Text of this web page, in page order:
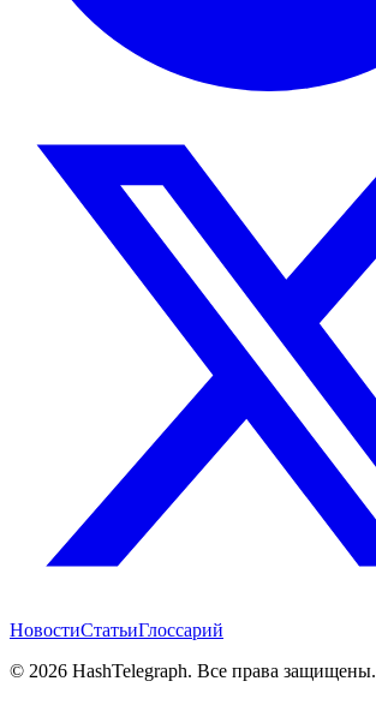
НовостиСтатьиГлоссарий
© 2026 HashTelegraph. Все права защищены.